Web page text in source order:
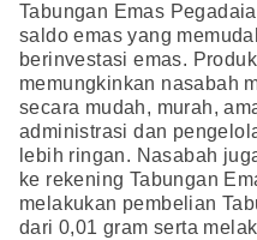
Tabungan Emas
saldo emas yang
berinvestasi emas.
memungkinkan nasabah
secara mudah, murah,
administrasi dan
lebih ringan. Nasabah
ke rekening Tabungan
melakukan pembelian
dari 0,01 gram serta